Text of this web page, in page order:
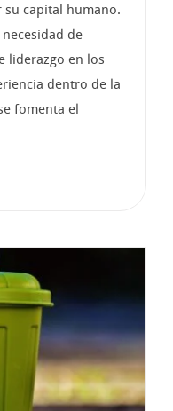
capital humano.
de
liderazgo en los
dentro de la
fomenta el